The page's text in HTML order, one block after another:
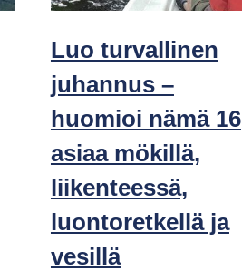
Luo turvallinen
juhannus –
huomioi nämä 16
asiaa mökillä,
liikenteessä,
luontoretkellä ja
vesillä